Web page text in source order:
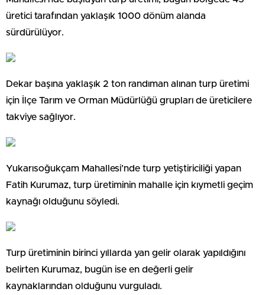
üretici tarafından yaklaşık 1000 dönüm alanda
sürdürülüyor.
Dekar başına yaklaşık 2 ton randıman alınan turp üretimi
için İlçe Tarım ve Orman Müdürlüğü grupları de üreticilere
takviye sağlıyor.
Yukarısoğukçam Mahallesi’nde turp yetiştiriciliği yapan
Fatih Kurumaz, turp üretiminin mahalle için kıymetli geçim
kaynağı olduğunu söyledi.
Turp üretiminin birinci yıllarda yan gelir olarak yapıldığını
belirten Kurumaz, bugün ise en değerli gelir
kaynaklarından olduğunu vurguladı.